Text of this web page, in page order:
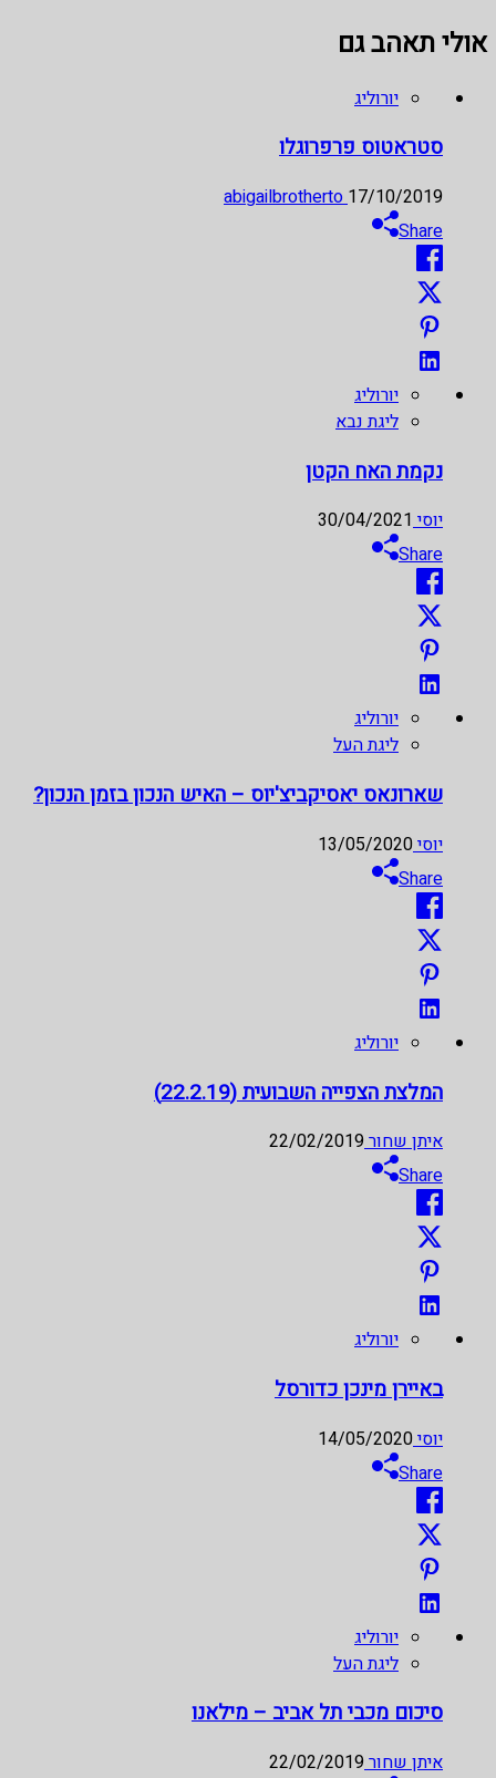
אולי תאהב גם
יורוליג
סטראטוס פרפרוגלו
abigailbrotherto 17/10/2019
Share
יורוליג
ליגת נבא
נקמת האח הקטן
יוסי 30/04/2021
Share
יורוליג
ליגת העל
שארונאס יאסיקביצ'יוס – האיש הנכון בזמן הנכון?
יוסי13/05/2020
Share
יורוליג
המלצת הצפייה השבועית (22.2.19)
איתן שחור22/02/2019
Share
יורוליג
באיירן מינכן כדורסל
יוסי14/05/2020
Share
יורוליג
ליגת העל
סיכום מכבי תל אביב – מילאנו
איתן שחור22/02/2019